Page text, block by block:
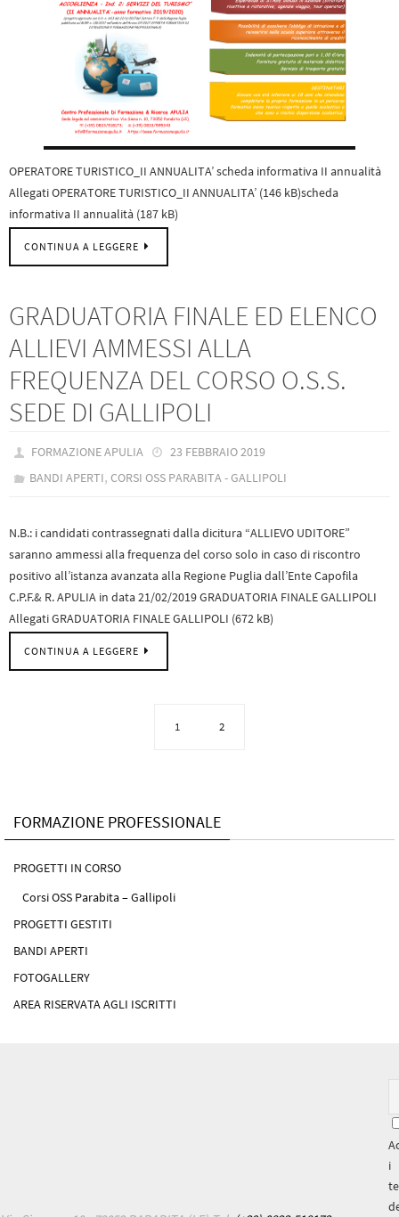
OPERATORE TURISTICO_II ANNUALITA’ scheda informativa II annualità
Allegati OPERATORE TURISTICO_II ANNUALITA’ (146 kB)scheda
informativa II annualità (187 kB)
CONTINUA A LEGGERE
GRADUATORIA FINALE ED ELENCO
ALLIEVI AMMESSI ALLA
FREQUENZA DEL CORSO O.S.S.
SEDE DI GALLIPOLI
FORMAZIONE APULIA
23 FEBBRAIO 2019
BANDI APERTI,CORSI OSS PARABITA - GALLIPOLI
N.B.: i candidati contrassegnati dalla dicitura “ALLIEVO UDITORE”
saranno ammessi alla frequenza del corso solo in caso di riscontro
positivo all’istanza avanzata alla Regione Puglia dall’Ente Capofila
C.P.F.& R. APULIA in data 21/02/2019 GRADUATORIA FINALE GALLIPOLI
Allegati GRADUATORIA FINALE GALLIPOLI (672 kB)
CONTINUA A LEGGERE
1 2
FORMAZIONE PROFESSIONALE
PROGETTI IN CORSO
Corsi OSS Parabita – Gallipoli
PROGETTI GESTITI
BANDI APERTI
FOTOGALLERY
AREA RISERVATA AGLI ISCRITTI
i